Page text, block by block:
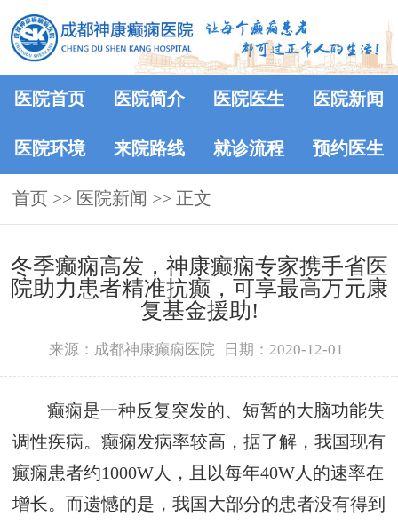
医院首页 医院简介 医院医生 医院新闻
医院环境 来院路线 就诊流程 预约医生
首页 >> 医院新闻 >> 正文
冬季癫痫高发，神康癫痫专家携手省医
院助力患者精准抗癫，可享最高万元康
复基金援助!
来源：成都神康癫痫医院 日期：2020-12-01
癫痫是一种反复突发的、短暂的大脑功能失
调性疾病。癫痫发病率较高，据了解，我国现有
癫痫患者约1000W人，且以每年40W人的速率在
增长。而遗憾的是，我国大部分的患者没有得到